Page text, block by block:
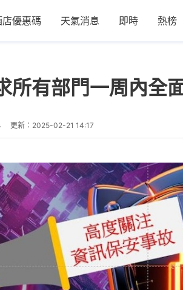
店優惠碼 天氣消息 即時 熱榜
所有部門一周內全
更新： 2025-02-21 14:17